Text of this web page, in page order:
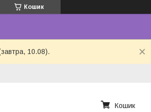
Кошик
10.08).
Кошик